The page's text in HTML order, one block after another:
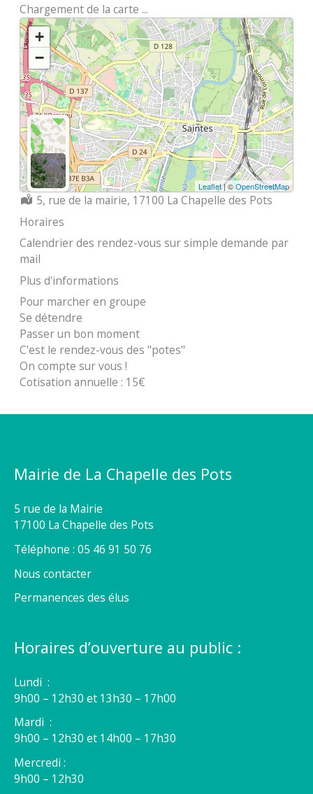
Chargement de la carte ...
+
−
Leaflet| ©OpenStreetMap
Localisation :
5, rue de la mairie, 17100 La Chapelle des Pots
Horaires
Calendrier des rendez-vous sur simple demande par
mail
Plus d'informations
Pour marcher en groupe
Se détendre
Passer un bon moment
C'est le rendez-vous des "potes"
On compte sur vous !
Cotisation annuelle : 15€
Mairie de La Chapelle des Pots
5 rue de la Mairie
17100 La Chapelle des Pots
Téléphone : 05 46 91 50 76
Nous contacter
Permanences des élus
Horaires d’ouverture au public :
Lundi :
9h00 – 12h30 et 13h30 – 17h00
Mardi :
9h00 – 12h30 et 14h00 – 17h30
Mercredi :
9h00 – 12h30